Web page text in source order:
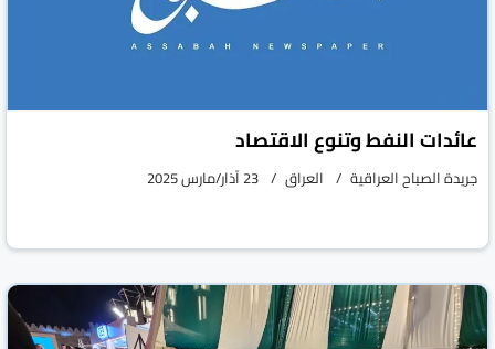
عائدات النفط وتنوع الاقتصاد
جريدة الصباح العراقية العراق 23 آذار/مارس 2025